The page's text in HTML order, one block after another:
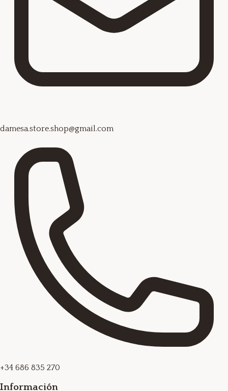
damesa.store.shop@gmail.com
+34 686 835 270
Información